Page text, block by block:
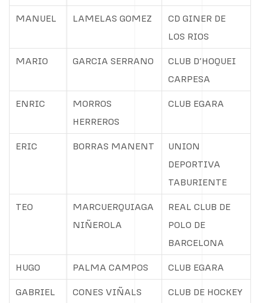
MANUEL LAMELAS GOMEZ
CD GINER DE
LOS RIOS
MARIO GARCIA SERRANO
CLUB D’HOQUEI
CARPESA
ENRIC
MORROS
HERREROS
CLUB EGARA
ERIC BORRAS MANENT
UNION
DEPORTIVA
TABURIENTE
TEO
MARCUERQUIAGA
NIÑEROLA
REAL CLUB DE
POLO DE
BARCELONA
HUGO PALMA CAMPOS CLUB EGARA
GABRIEL CONES VIÑALS
CLUB DE HOCKEY